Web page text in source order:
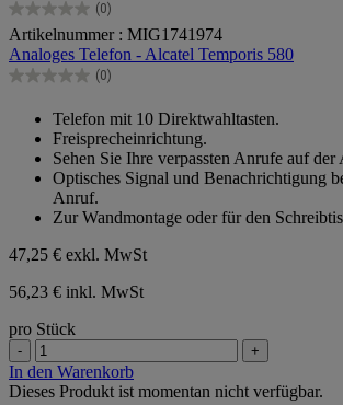
(0)
0.0
von
5
Sternen.
Artikelnummer : MIG1741974
Analoges Telefon - Alcatel Temporis 580
(0)
0.0
Sternen.
Telefon mit 10 Direktwahltasten.
Freisprecheinrichtung.
Sehen Sie Ihre verpassten Anrufe auf der
Optisches Signal und Benachrichtigung
Anruf.
Zur Wandmontage oder für den
47,25 € exkl. MwSt
56,23 € inkl. MwSt
pro Stück
- +
In den Warenkorb
Dieses Produkt ist momentan nicht verfügbar.